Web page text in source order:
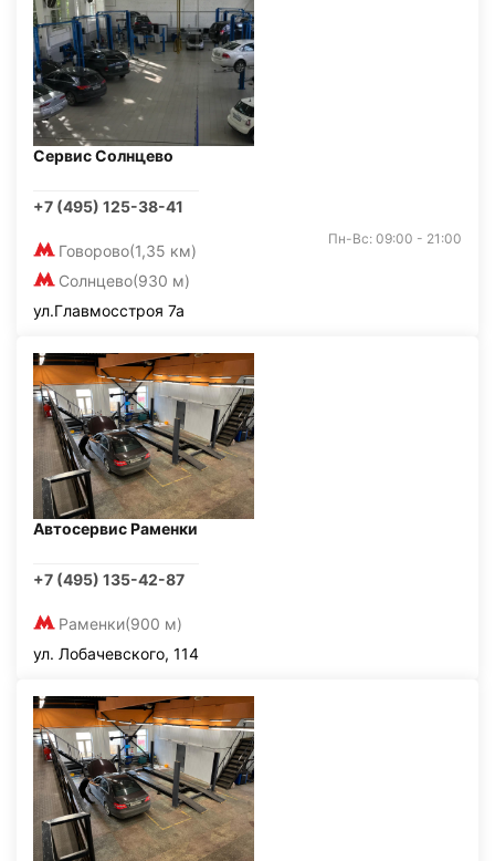
Сервис Солнцево
+7 (495) 125-38-41
Говорово(1,35 км)
Солнцево(930 м)
Пн-Вс: 09:00 - 21:00
ул.Главмосстроя 7а
Автосервис Раменки
+7 (495) 135-42-87
Раменки(900 м)
ул. Лобачевского, 114